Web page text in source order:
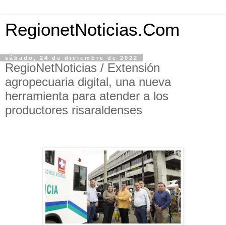
RegionetNoticias.Com
sábado, 24 de diciembre de 2022
RegioNetNoticias / Extensión
agropecuaria digital, una nueva
herramienta para atender a los
productores risaraldenses